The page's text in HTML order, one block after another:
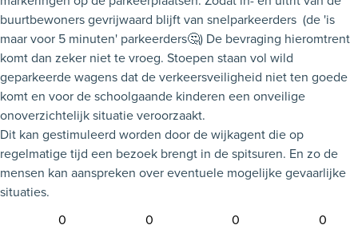
buurtbewoners gevrijwaard blijft van snelparkeerders (de 'is
maar voor 5 minuten' parkeerders🤔) De bevraging hieromtrent
komt dan zeker niet te vroeg. Stoepen staan vol wild
geparkeerde wagens dat de verkeersveiligheid niet ten goede
komt en voor de schoolgaande kinderen een onveilige
onoverzichtelijk situatie veroorzaakt.
Dit kan gestimuleerd worden door de wijkagent die op
regelmatige tijd een bezoek brengt in de spitsuren. En zo de
mensen kan aanspreken over eventuele mogelijke gevaarlijke
situaties.
0
0 0 0